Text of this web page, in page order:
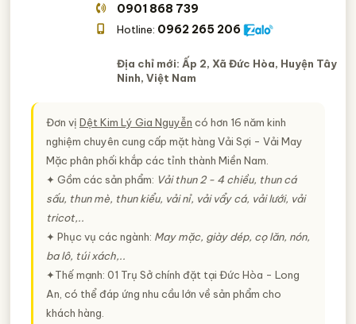
0901 868 739
Hotline: 0962 265 206
Địa chỉ mới: Ấp 2, Xã Đức Hòa, Huyện Tây
Ninh, Việt Nam
Đơn vị Dệt Kim Lý Gia Nguyễn có hơn 16 năm kinh
nghiệm chuyên cung cấp mặt hàng Vải Sợi - Vải May
Mặc phân phối khắp các tỉnh thành Miền Nam.
✦ Gồm các sản phẩm: Vải thun 2 - 4 chiều, thun cá
sấu, thun mè, thun kiểu, vải nỉ, vải vẩy cá, vải lưới, vải
tricot,..
✦ Phục vụ các ngành: May mặc, giày dép, cọ lăn, nón,
ba lô, túi xách,..
✦Thế mạnh: 01 Trụ Sở chính đặt tại Đức Hòa - Long
An, có thể đáp ứng nhu cầu lớn về sản phẩm cho
khách hàng.